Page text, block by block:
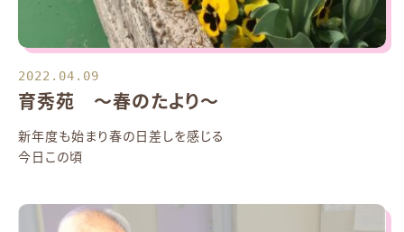
2022.04.09
育秀苑 ～春のたより～
新年度も始まり春の日差しを感じる
今日この頃